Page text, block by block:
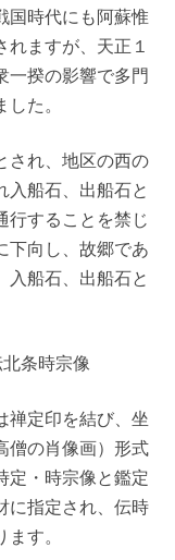
国時代にも阿蘇惟
れますが、天正１
一揆の影響で多門
た。
され、地区の西の
入船石、出船石と
行することを禁じ
下向し、故郷であ
入船石、出船石と
条時宗像
禅定印を結び、坐
僧の肖像画）形式
定・時宗像と鑑定
に指定され、伝時
す。